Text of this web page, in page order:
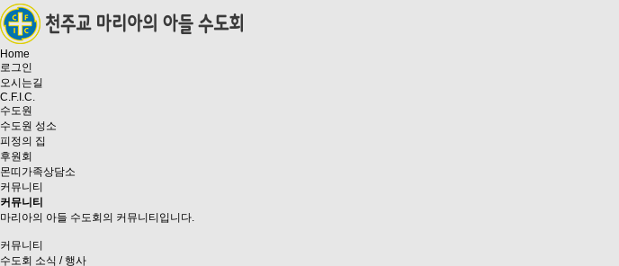
Home
로그인
오시는길
C.F.I.C.
수도원
수도원 성소
피정의 집
후원회
몬띠가족상담소
커뮤니티
커뮤니티
마리아의 아들 수도회의 커뮤니티입니다.
커뮤니티
수도회 소식 / 행사